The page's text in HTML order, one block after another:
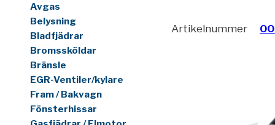
Avgas
Belysning
Bladfjädrar
Bromssköldar
Bränsle
EGR-Ventiler/kylare
Fram / Bakvagn
Fönsterhissar
Artikelnummer